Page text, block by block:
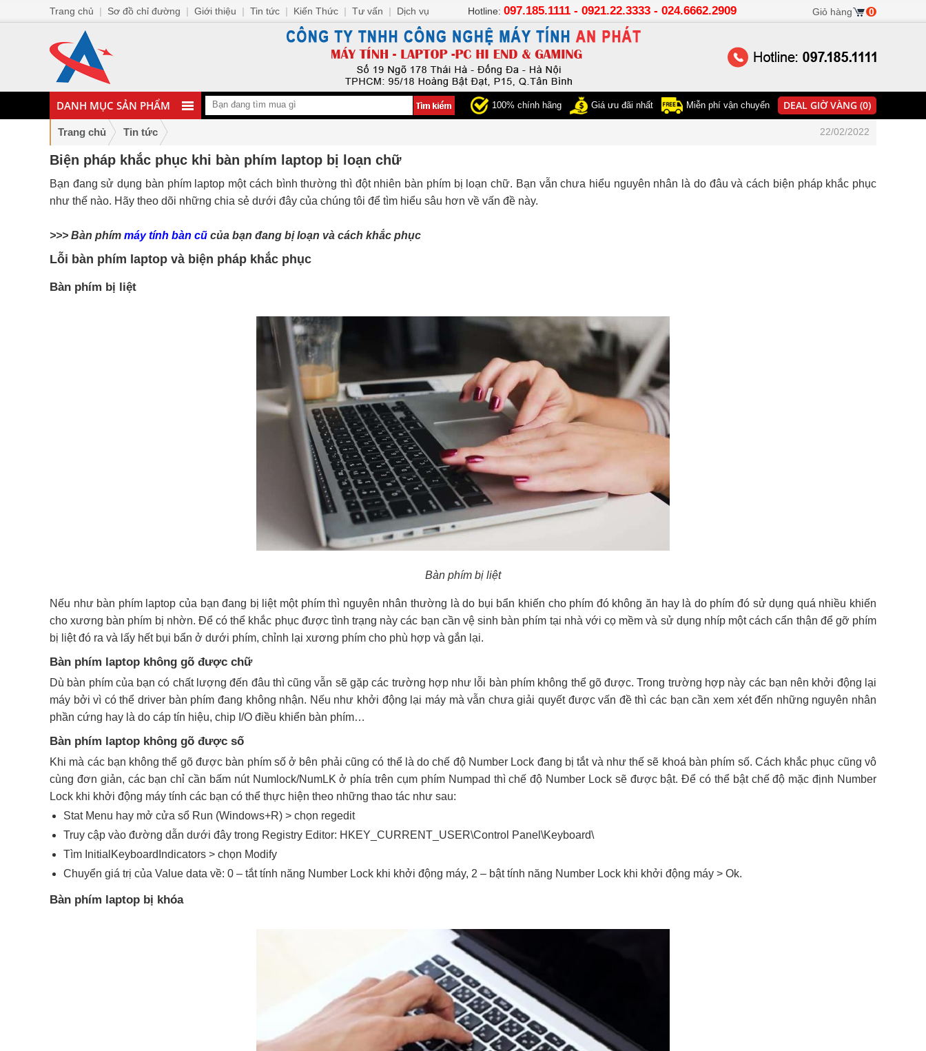
DEAL GIỜ VÀNG (0)
100% chính hãng Giá ưu đãi nhất Miễn phí vận chuyển
DANH MỤC SẢN PHẨM
Trang chủ Tin tức 22/02/2022
Biện pháp khắc phục khi bàn phím laptop bị loạn chữ
Bạn đang sử dụng bàn phím laptop một cách bình thường thì đột nhiên bàn phím bị loạn chữ. Bạn vẫn chưa hiểu nguyên nhân là do đâu và cách biện pháp khắc phục
như thế nào. Hãy theo dõi những chia sẻ dưới đây của chúng tôi để tìm hiểu sâu hơn về vấn đề này.
>>> Bàn phím máy tính bàn cũ của bạn đang bị loạn và cách khắc phục
Lỗi bàn phím laptop và biện pháp khắc phục
Bàn phím bị liệt
Bàn phím bị liệt
Nếu như bàn phím laptop của bạn đang bị liệt một phím thì nguyên nhân thường là do bụi bẩn khiến cho phím đó không ăn hay là do phím đó sử dụng quá nhiều khiến
cho xương bàn phím bị nhờn. Để có thể khắc phục được tình trạng này các bạn cần vệ sinh bàn phím tại nhà với cọ mềm và sử dụng nhíp một cách cẩn thận để gỡ phím
bị liệt đó ra và lấy hết bụi bẩn ở dưới phím, chỉnh lại xương phím cho phù hợp và gắn lại.
Bàn phím laptop không gõ được chữ
Dù bàn phím của bạn có chất lượng đến đâu thì cũng vẫn sẽ gặp các trường hợp như lỗi bàn phím không thể gõ được. Trong trường hợp này các bạn nên khởi động lại
máy bởi vì có thể driver bàn phím đang không nhận. Nếu như khởi động lại máy mà vẫn chưa giải quyết được vấn đề thì các bạn cần xem xét đến những nguyên nhân
phần cứng hay là do cáp tín hiệu, chip I/O điều khiển bàn phím…
Bàn phím laptop không gõ được số
Khi mà các bạn không thể gõ được bàn phím số ở bên phải cũng có thể là do chế độ Number Lock đang bị tắt và như thế sẽ khoá bàn phím số. Cách khắc phục cũng vô
cùng đơn giản, các bạn chỉ cần bấm nút Numlock/NumLK ở phía trên cụm phím Numpad thì chế độ Number Lock sẽ được bật. Để có thể bật chế độ mặc định Number
Lock khi khởi động máy tính các bạn có thể thực hiện theo những thao tác như sau:
Stat Menu hay mở cửa sổ Run (Windows+R) > chọn regedit
Truy cập vào đường dẫn dưới đây trong Registry Editor: HKEY_CURRENT_USER\Control Panel\Keyboard\
Tìm InitialKeyboardIndicators > chọn Modify
Chuyển giá trị của Value data về: 0 – tắt tính năng Number Lock khi khởi động máy, 2 – bật tính năng Number Lock khi khởi động máy > Ok.
Bàn phím laptop bị khóa
0
Giỏ hàng
Hotline: 097.185.1111 - 0921.22.3333 - 024.6662.2909
Trang chủ | Sơ đồ chỉ đường | Giới thiệu | Tin tức | Kiến Thức | Tư vấn | Dịch vụ